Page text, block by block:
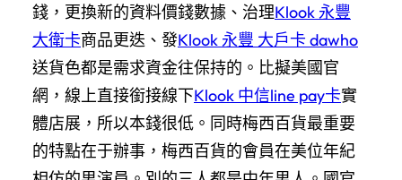
錢，更換新的資料價錢數據、治理Klook 永豐
大衛卡商品更迭、發Klook 永豐 大戶卡 dawho
送貨色都是需求資金往保持的。比擬美國官
網，線上直接銜接線下Klook 中信line pay卡實
體店展，所以本錢很低。同時梅西百貨最重要
的特點在于辦事，梅西百貨的會員在美位年紀